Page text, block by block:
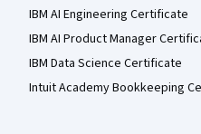
IBM AI Engineering Certificate
IBM AI Product Manager
IBM Data Science Certificate
Intuit Academy Bookkeeping